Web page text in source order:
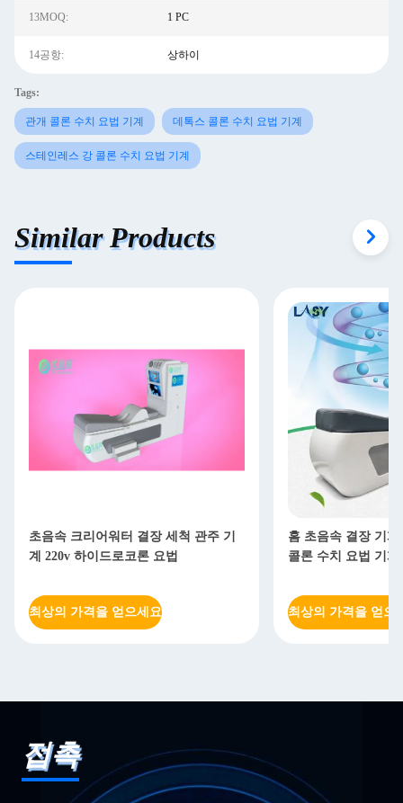
13MOQ: 1 PC
14공항: 상하이
Tags:
관개 콜론 수치 요법 기계 데톡스 콜론 수치 요법 기계
스테인레스 강 콜론 수치 요법 기계
Similar Products
크리어워터 결장 세척 관주 기
하이드로코론 요법
가격을 얻으세요
홈 초음속 결장 기계를 위한
콜론 수치 요법 기계
최상의 가격을 얻으세요
접촉